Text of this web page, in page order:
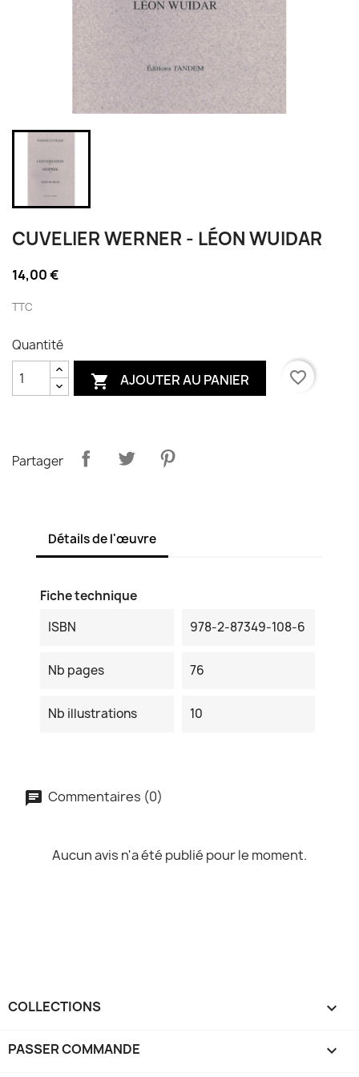
CUVELIER WERNER - LÉON WUIDAR
14,00 €
TTC
Quantité
 AJOUTER AU PANIER favorite_border
Partager
Détails de l'œuvre
Fiche technique
ISBN
978-2-87349-108-6
Nb pages 76
Nb illustrations 10
Commentaires (0)
Aucun avis n'a été publié pour le moment.
COLLECTIONS 
PASSER COMMANDE 